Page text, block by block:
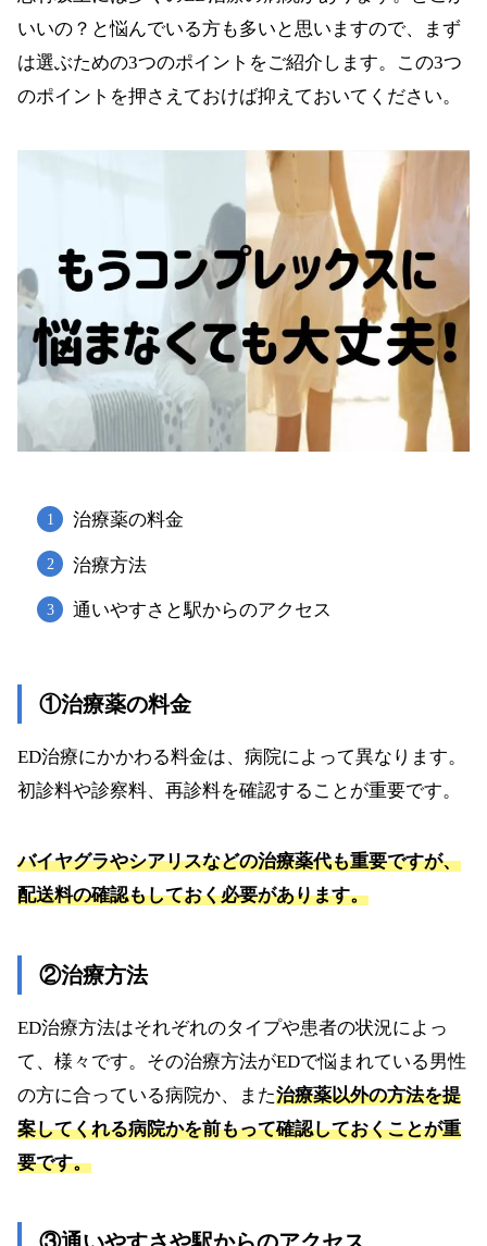
②小豆沢整形外科【赤羽駅からバスで約10分
（志村坂上駅徒歩8分）】
③ひらつかクリニック【蓮根駅下車徒歩2分（志
④赤羽台診療所【赤羽駅徒歩8分（志村坂上駅よ
⑤すずき内科【西台駅徒歩2分（志村坂上駅より
車で10分）】
⑥おおやまクリニック【東武練馬駅徒歩10分
（志村坂上駅より車で10分）】
⑦鈴木クリニック【ときわ台駅徒歩1分（志村坂
上駅より車で10分）】
⑧板橋区医師会病院【高島平駅徒歩5分（志村坂
上駅より車で14分）】
上駅より車で10分）】
⑩おおはし医院【中板橋徒歩1分（志村坂上駅よ
いいの？と悩んでいる方も多いと思いますので、まず
は選ぶための3つのポイントをご紹介します。この3つ
のポイントを押さえておけば抑えておいてください。
治療薬の料金
治療方法
通いやすさと駅からのアクセス
①治療薬の料金
ED治療にかかわる料金は、病院によって異なります。
初診料や診察料、再診料を確認することが重要です。
バイヤグラやシアリスなどの治療薬代も重要ですが、
配送料の確認もしておく必要があります。
②治療方法
ED治療方法はそれぞれのタイプや患者の状況によっ
て、様々です。その治療方法がEDで悩まれている男性
の方に合っている病院か、また治療薬以外の方法を提
案してくれる病院かを前もって確認しておくことが重
要です。